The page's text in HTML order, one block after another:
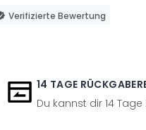
Verifizierte Bewertung
14 TAGE
Du kannst dir 14